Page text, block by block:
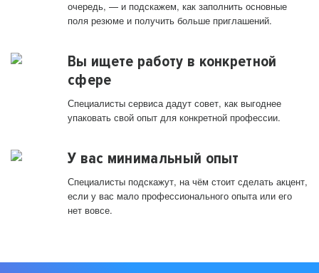
очередь, — и подскажем, как заполнить основные
поля резюме и получить больше приглашений.
Вы ищете работу в конкретной
сфере
Специалисты сервиса дадут совет, как выгоднее
упаковать свой опыт для конкретной профессии.
У вас минимальный опыт
Специалисты подскажут, на чём стоит сделать акцент,
если у вас мало профессионального опыта или его
нет вовсе.